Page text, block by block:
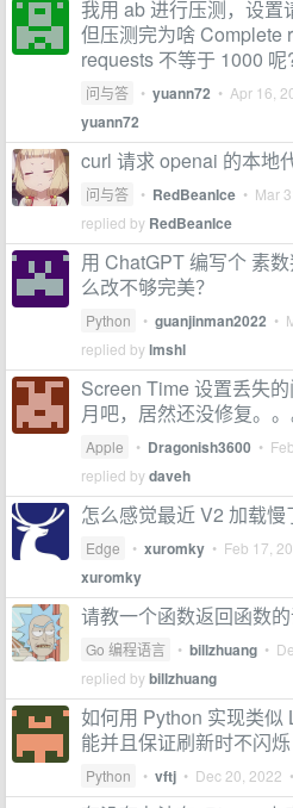
我用 ab 进行压测，设置
但压测完为啥 Complete
requests 不等于 1000 呢
问与答 • yuann72 • Apr 16,
yuann72
curl 请求 openai 的本地
问与答 • RedBeanIce • Mar
replied by RedBeanIce
用 ChatGPT 编写个 素
么改不够完美？
Python • guanjinman2022 •
replied bylmshl
Screen Time 设置丢失
月吧，居然还没修复。。
Apple • Dragonish3600 •
replied bydaveh
怎么感觉最近 V2 加载慢
Edge • xuromky • Feb 17,
xuromky
请教一个函数返回函数
Go 编程语言 • billzhuang •
replied bybillzhuang
如何用 Python 实现类似
能并且保证刷新时不闪烁
Python • vftj • Dec 20, 2022